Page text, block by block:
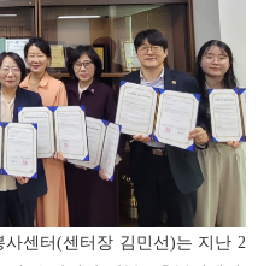
센터(센터장 김민선)는 지난 2